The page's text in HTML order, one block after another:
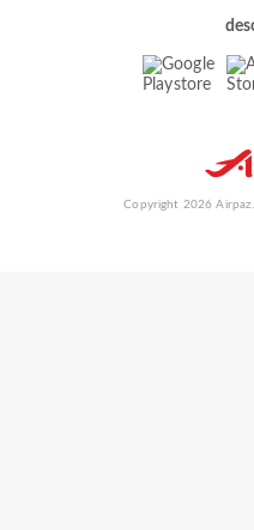
Copyright 2026